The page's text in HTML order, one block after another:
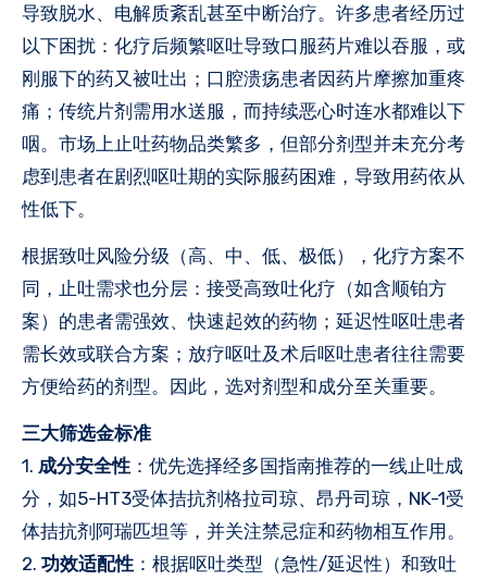
导致脱水、电解质紊乱甚至中断治疗。许多患者经历过
以下困扰：化疗后频繁呕吐导致口服药片难以吞服，或
刚服下的药又被吐出；口腔溃疡患者因药片摩擦加重疼
痛；传统片剂需用水送服，而持续恶心时连水都难以下
咽。市场上止吐药物品类繁多，但部分剂型并未充分考
虑到患者在剧烈呕吐期的实际服药困难，导致用药依从
性低下。
根据致吐风险分级（高、中、低、极低），化疗方案不
同，止吐需求也分层：接受高致吐化疗（如含顺铂方
案）的患者需强效、快速起效的药物；延迟性呕吐患者
需长效或联合方案；放疗呕吐及术后呕吐患者往往需要
方便给药的剂型。因此，选对剂型和成分至关重要。
三大筛选金标准
1. 成分安全性 ：优先选择经多国指南推荐的一线止吐成
分，如5-HT3受体拮抗剂格拉司琼、昂丹司琼，NK-1受
体拮抗剂阿瑞匹坦等，并关注禁忌症和药物相互作用。
2. 功效适配性 ：根据呕吐类型（急性/延迟性）和致吐